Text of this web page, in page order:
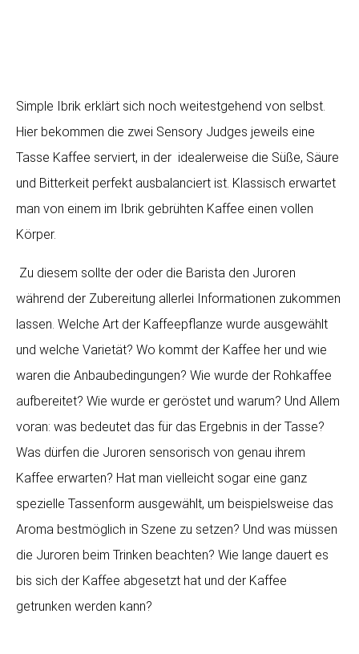
Simple Ibrik erklärt sich noch weitestgehend von selbst.
Hier bekommen die zwei Sensory Judges jeweils eine
Tasse Kaffee serviert, in der idealerweise die Süße, Säure
und Bitterkeit perfekt ausbalanciert ist. Klassisch erwartet
man von einem im Ibrik gebrühten Kaffee einen vollen
Körper.
Zu diesem sollte der oder die Barista den Juroren
während der Zubereitung allerlei Informationen zukommen
lassen. Welche Art der Kaffeepflanze wurde ausgewählt
und welche Varietät? Wo kommt der Kaffee her und wie
waren die Anbaubedingungen? Wie wurde der Rohkaffee
aufbereitet? Wie wurde er geröstet und warum? Und Allem
voran: was bedeutet das für das Ergebnis in der Tasse?
Was dürfen die Juroren sensorisch von genau ihrem
Kaffee erwarten? Hat man vielleicht sogar eine ganz
spezielle Tassenform ausgewählt, um beispielsweise das
Aroma bestmöglich in Szene zu setzen? Und was müssen
die Juroren beim Trinken beachten? Wie lange dauert es
bis sich der Kaffee abgesetzt hat und der Kaffee
getrunken werden kann?